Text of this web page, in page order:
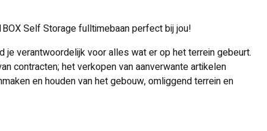
Self Storage fulltimebaan perfect bij jou!
je verantwoordelijk voor alles wat er op het terrein gebeurt.
contracten; het verkopen van aanverwante artikelen
en houden van het gebouw, omliggend terrein en